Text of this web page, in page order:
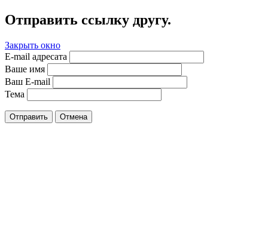
Отправить ссылку другу.
Закрыть окно
E-mail адресата
Ваше имя
Ваш E-mail
Тема
Отправить Отмена